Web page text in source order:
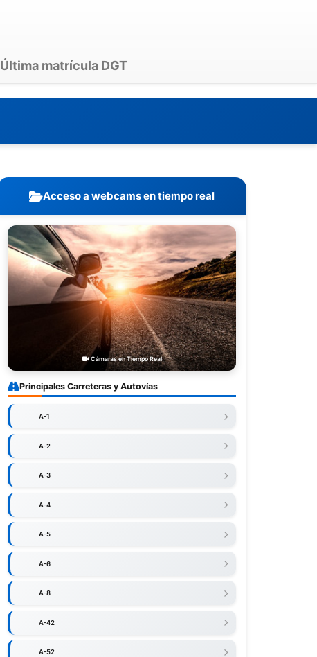
Última matrícula DGT
Acceso a webcams en tiempo real
Cámaras en Tiempo Real
Principales Carreteras y Autovías
A-1
A-2
A-3
A-4
A-5
A-6
A-8
A-42
A-52